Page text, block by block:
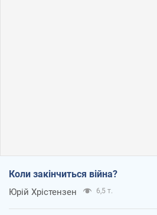
Коли закінчиться війна?
Юрій Хрістензен 6,5 т.